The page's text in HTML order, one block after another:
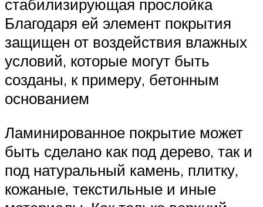
стабилизирующая прослойка
Благодаря ей элемент покрытия
защищен от воздействия влажных
условий, которые могут быть
созданы, к примеру, бетонным
основанием
Ламинированное покрытие может
быть сделано как под дерево, так и
под натуральный камень, плитку,
кожаные, текстильные и иные